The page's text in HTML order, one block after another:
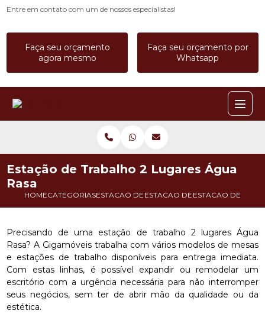
Entre em contato com um de nossos especialistas!
Faça seu orçamento
agora mesmo
Faça seu orçamento por
Whatsapp
HOMECATEGORIASESTACAO DE TRABALHOESTACAO DE TRABALHO A
ESTACAO DE
Estação de Trabalho 2 Lugares Água
Rasa
Precisando de uma estação de trabalho 2 lugares Água
Rasa? A Gigamóveis trabalha com vários modelos de mesas
e estações de trabalho disponíveis para entrega imediata.
Com estas linhas, é possível expandir ou remodelar um
escritório com a urgência necessária para não interromper
seus negócios, sem ter de abrir mão da qualidade ou da
estética.